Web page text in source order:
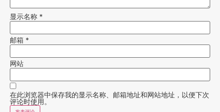
显示名称 *
邮箱 *
网站
在此浏览器中保存我的显示名称、邮箱地址和网站地址，以便下次
评论时使用。